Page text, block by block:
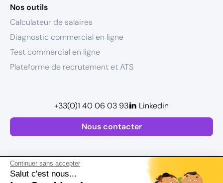
Continuer sans accepter
Salut c'est nous...
Nos outils
Calculateur de salaires
Diagnostic commercial en ligne
Test commercial en ligne
Plateforme de recrutement et ATS
Nous contacter
+33(0)1 40 06 03 93 Linkedin